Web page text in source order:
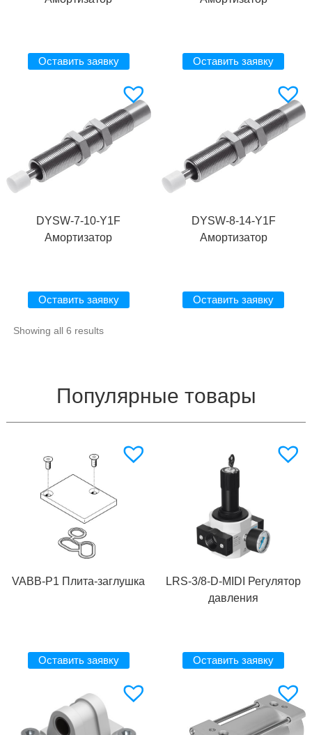
Оставить заявку Оставить заявку
DYSW-7-10-Y1F
Амортизатор
Оставить заявку
DYSW-8-14-Y1F
Амортизатор
Оставить заявку
Showing all 6 results
Популярные товары
VABB-P1 Плита-заглушка
Оставить заявку
LRS-3/8-D-MIDI Регулятор
давления
Оставить заявку